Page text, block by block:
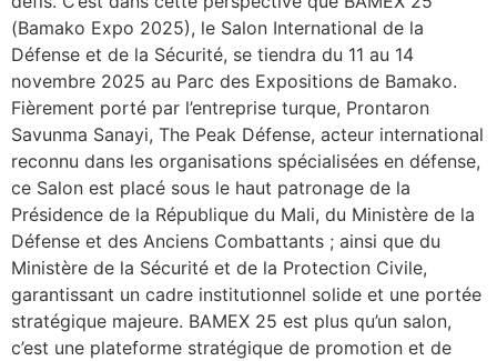
(Bamako Expo 2025), le Salon International de la
Défense et de la Sécurité, se tiendra du 11 au 14
novembre 2025 au Parc des Expositions de Bamako.
Fièrement porté par l’entreprise turque, Prontaron
Savunma Sanayi, The Peak Défense, acteur international
reconnu dans les organisations spécialisées en défense,
ce Salon est placé sous le haut patronage de la
Présidence de la République du Mali, du Ministère de la
Défense et des Anciens Combattants ; ainsi que du
Ministère de la Sécurité et de la Protection Civile,
garantissant un cadre institutionnel solide et une portée
stratégique majeure. BAMEX 25 est plus qu’un salon,
c’est une plateforme stratégique de promotion et de